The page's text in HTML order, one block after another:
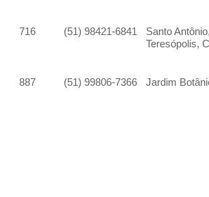
716 (51) 98421-6841
Santo
Teresópolis,
887 (51) 99806-7366 Jardim